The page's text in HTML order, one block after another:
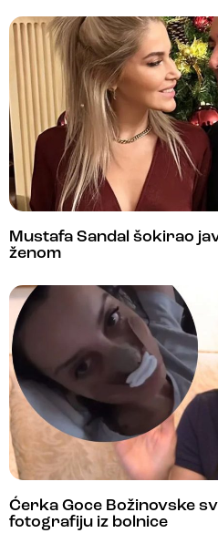
Mustafa Sandal šokirao
ženom
Ćerka Goce Božinovske
fotografiju iz bolnice